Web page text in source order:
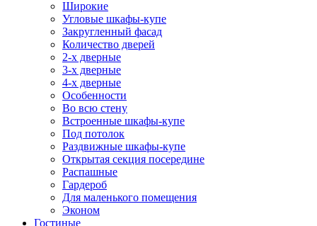
Широкие
Угловые шкафы-купе
Закругленный фасад
Количество дверей
2-х дверные
3-х дверные
4-х дверные
Особенности
Во всю стену
Встроенные шкафы-купе
Под потолок
Раздвижные шкафы-купе
Открытая секция посередине
Распашные
Гардероб
Для маленького помещения
Эконом
Гостиные